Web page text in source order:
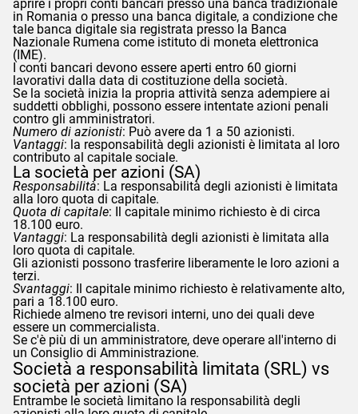
aprire i propri conti bancari presso una banca tradizionale
in Romania o presso una banca digitale, a condizione che
tale banca digitale sia registrata presso la Banca
Nazionale Rumena come istituto di moneta elettronica
(IME).
I conti bancari devono essere aperti entro 60 giorni
lavorativi dalla data di costituzione della società.
Se la società inizia la propria attività senza adempiere ai
suddetti obblighi, possono essere intentate azioni penali
contro gli amministratori.
Numero di azionisti: Può avere da 1 a 50 azionisti.
Vantaggi: la responsabilità degli azionisti è limitata al loro
contributo al capitale sociale.
La società per azioni (SA)
Responsabilità: La responsabilità degli azionisti è limitata
alla loro quota di capitale.
Quota di capitale: Il capitale minimo richiesto è di circa
18.100 euro.
Vantaggi: La responsabilità degli azionisti è limitata alla
loro quota di capitale.
Gli azionisti possono trasferire liberamente le loro azioni a
terzi.
Svantaggi: Il capitale minimo richiesto è relativamente alto,
pari a 18.100 euro.
Richiede almeno tre revisori interni, uno dei quali deve
essere un commercialista.
Se c'è più di un amministratore, deve operare all'interno di
un Consiglio di Amministrazione.
Società a responsabilità limitata (SRL) vs
società per azioni (SA)
Entrambe le società limitano la responsabilità degli